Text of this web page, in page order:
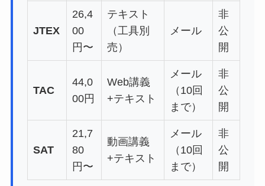
JTEX
26,4
00
円〜
テキスト
（工具別
売）
メール
非
公
開
TAC
44,0
00円
Web講義
+テキスト
メール
（10回
まで）
非
公
開
SAT
21,7
80
円〜
動画講義
+テキスト
メール
（10回
まで）
非
公
開